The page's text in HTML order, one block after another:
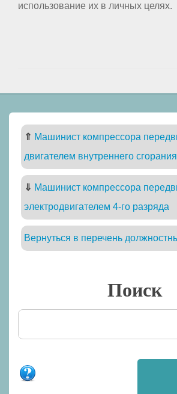
использование их в личных целях.
⇑ Машинист компрессора
двигателем внутреннего
⇓ Машинист компрессора
электродвигателем 4-го разряда
Вернуться в перечень
Поиск